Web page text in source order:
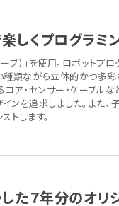
しくプログラミ
ブ）」を使用。ロボットプ
種類ながら立体的かつ多
コア・センサー・ケーブル
ンを追求しました。また、
トします。
た７年分のオリ